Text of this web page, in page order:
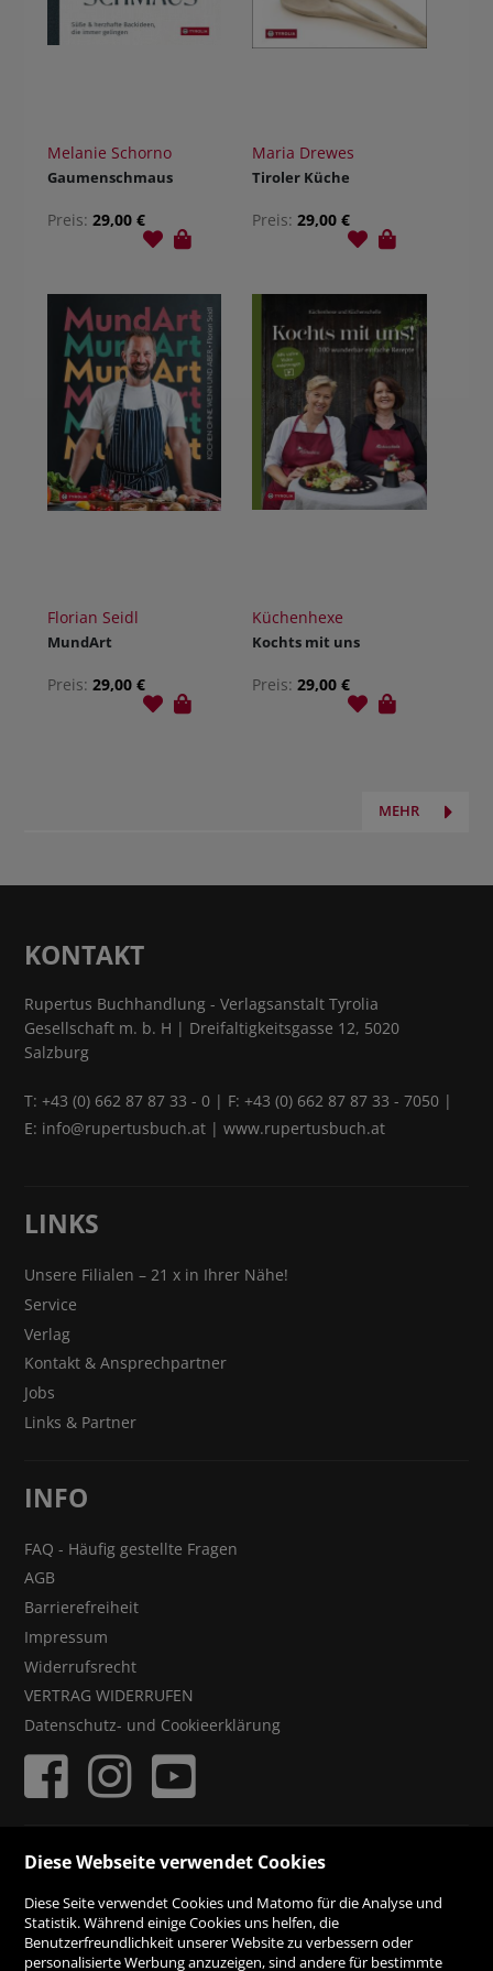
Melanie Schorno
Gaumenschmaus
Preis: 29,00 €
Maria Drewes
Tiroler Küche
Preis: 29,00 €
Florian Seidl
MundArt
Preis: 29,00 €
Küchenhexe
Kochts mit uns
Preis: 29,00 €
MEHR
KONTAKT
Rupertus Buchhandlung - Verlagsanstalt Tyrolia
Gesellschaft m. b. H | Dreifaltigkeitsgasse 12, 5020
Salzburg
T:+43 (0) 662 87 87 33 - 0 | F: +43 (0) 662 87 87 33 - 7050 |
E: info@rupertusbuch.at |www.rupertusbuch.at
LINKS
Unsere Filialen – 21 x in Ihrer Nähe!
Service
Verlag
Kontakt & Ansprechpartner
Jobs
Links & Partner
INFO
FAQ - Häufig gestellte Fragen
AGB
Barrierefreiheit
Impressum
Widerrufsrecht
VERTRAG WIDERRUFEN
Datenschutz- und Cookieerklärung
ZAHLUNGSMÖGLICHKEITEN
Rechnung
Diese Webseite verwendet Cookies
Diese Seite verwendet Cookies und Matomo für die Analyse und
Statistik. Während einige Cookies uns helfen, die
Benutzerfreundlichkeit unserer Website zu verbessern oder
personalisierte Werbung anzuzeigen, sind andere für bestimmte